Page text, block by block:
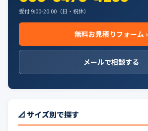
受付 9:00-20:00（日・祝休）
無料お見積りフォーム ›
メールで相談する
📐 サイズ別で探す